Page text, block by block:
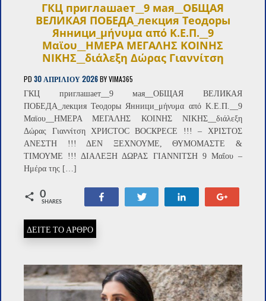
ГКЦ приглашает__9 мая__ОБЩАЯ
ВЕЛИКАЯ ПОБЕДА_лекция Теодоры
Янници_μήνυμα από Κ.Ε.Π.__9
Μαϊου__ΗΜΕΡΑ ΜΕΓΑΛΗΣ ΚΟΙΝΗΣ
ΝΙΚΗΣ__διάλεξη Δώρας Γιαννίτση
PD30 ΑΠΡΙΛΊΟΥ 2026BYVIMA365
ГКЦ приглашает__9 мая__ОБЩАЯ ВЕЛИКАЯ
ПОБЕДА_лекция Теодоры Янници_μήνυμα από Κ.Ε.Π.__9
Μαϊου__ΗΜΕΡΑ ΜΕΓΑΛΗΣ ΚΟΙΝΗΣ ΝΙΚΗΣ__διάλεξη
Δώρας Γιαννίτση ХРИСТОС ВОСКРЕСЕ !!! – XΡΙΣΤΟΣ
ΑΝΕΣΤΗ !!! ΔΕΝ ΞΕΧΝΟΥΜΕ, ΘΥΜΟΜΑΣΤΕ &
ΤΙΜΟΥΜΕ !!! ΔΙΑΛΕΞΗ ΔΩΡΑΣ ΓΙΑΝΝΙΤΣΗ 9 Μαΐου –
Ημέρα της […]
0
SHARES
ΔΕΙΤΕ ΤΟ ΑΡΘΡΟ